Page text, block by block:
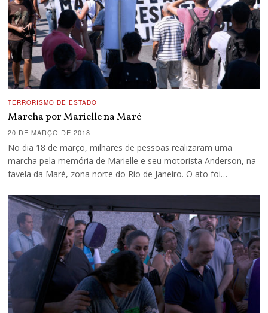
TERRORISMO DE ESTADO
Marcha por Marielle na Maré
20 DE MARÇO DE 2018
No dia 18 de março, milhares de pessoas realizaram uma
marcha pela memória de Marielle e seu motorista Anderson, na
favela da Maré, zona norte do Rio de Janeiro. O ato foi…